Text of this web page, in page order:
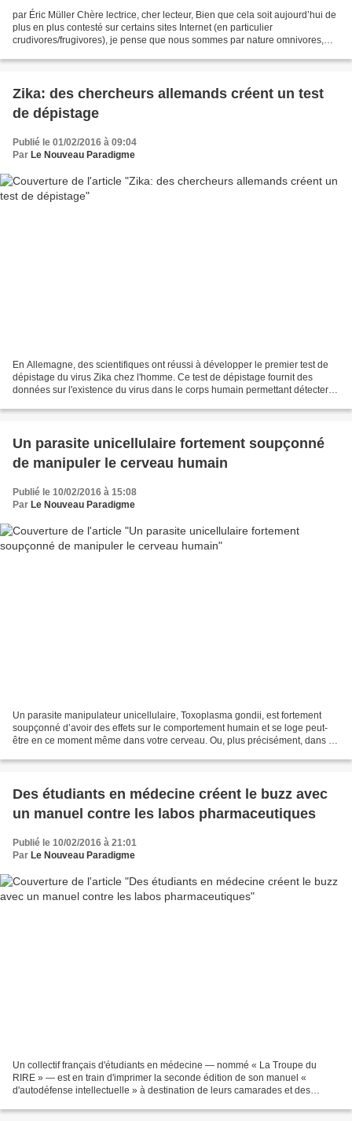
par Éric Müller Chère lectrice, cher lecteur, Bien que cela soit aujourd’hui de
plus en plus contesté sur certains sites Internet (en particulier
crudivores/frugivores), je pense que nous sommes par nature omnivores,
Zika: des chercheurs allemands créent un test
de dépistage
Publié le 01/02/2016 à 09:04
Par Le Nouveau Paradigme
En Allemagne, des scientifiques ont réussi à développer le premier test de
dépistage du virus Zika chez l'homme. Ce test de dépistage fournit des
données sur l'existence du virus dans le corps humain permettant détecter
Un parasite unicellulaire fortement soupçonné
de manipuler le cerveau humain
Publié le 10/02/2016 à 15:08
Par Le Nouveau Paradigme
Un parasite manipulateur unicellulaire, Toxoplasma gondii, est fortement
soupçonné d’avoir des effets sur le comportement humain et se loge peut-
être en ce moment même dans votre cerveau. Ou, plus précisément, dans le
Des étudiants en médecine créent le buzz avec
un manuel contre les labos pharmaceutiques
Publié le 10/02/2016 à 21:01
Par Le Nouveau Paradigme
Un collectif français d'étudiants en médecine — nommé « La Troupe du
RIRE » — est en train d'imprimer la seconde édition de son manuel «
d'autodéfense intellectuelle » à destination de leurs camarades et des